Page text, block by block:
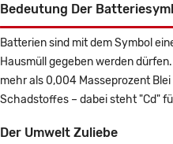
Bedeutung Der
Batterien sind mit dem Symbol
Hausmüll gegeben werden
mehr als 0,004 Masseprozent
Schadstoffes – dabei steht "Cd"
Der Umwelt Zuliebe